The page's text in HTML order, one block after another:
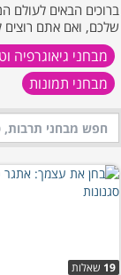
ברוכים הבאים לעולם
שלכם, ואם אתם רוצים
מבחני גיאוגרפיה
מבחני תמונות
19 שאלות